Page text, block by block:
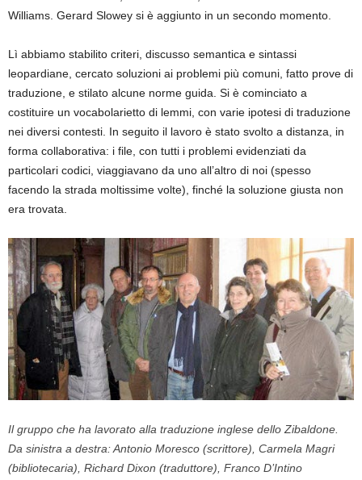
Williams. Gerard Slowey si è aggiunto in un secondo momento.
Lì abbiamo stabilito criteri, discusso semantica e sintassi
leopardiane, cercato soluzioni ai problemi più comuni, fatto prove di
traduzione, e stilato alcune norme guida. Si è cominciato a
costituire un vocabolarietto di lemmi, con varie ipotesi di traduzione
nei diversi contesti. In seguito il lavoro è stato svolto a distanza, in
forma collaborativa: i file, con tutti i problemi evidenziati da
particolari codici, viaggiavano da uno all’altro di noi (spesso
facendo la strada moltissime volte), finché la soluzione giusta non
era trovata.
Il gruppo che ha lavorato alla traduzione inglese dello Zibaldone.
Da sinistra a destra: Antonio Moresco (scrittore), Carmela Magri
(bibliotecaria), Richard Dixon (traduttore), Franco D’Intino